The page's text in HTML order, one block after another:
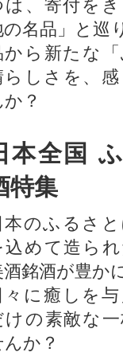
は、寄付を
の名品」と巡
から新たな
らしさを、
か？
本全国
特集
本のふるさ
込めて造ら
酒銘酒が豊か
々に癒しを
けの素敵な
か？